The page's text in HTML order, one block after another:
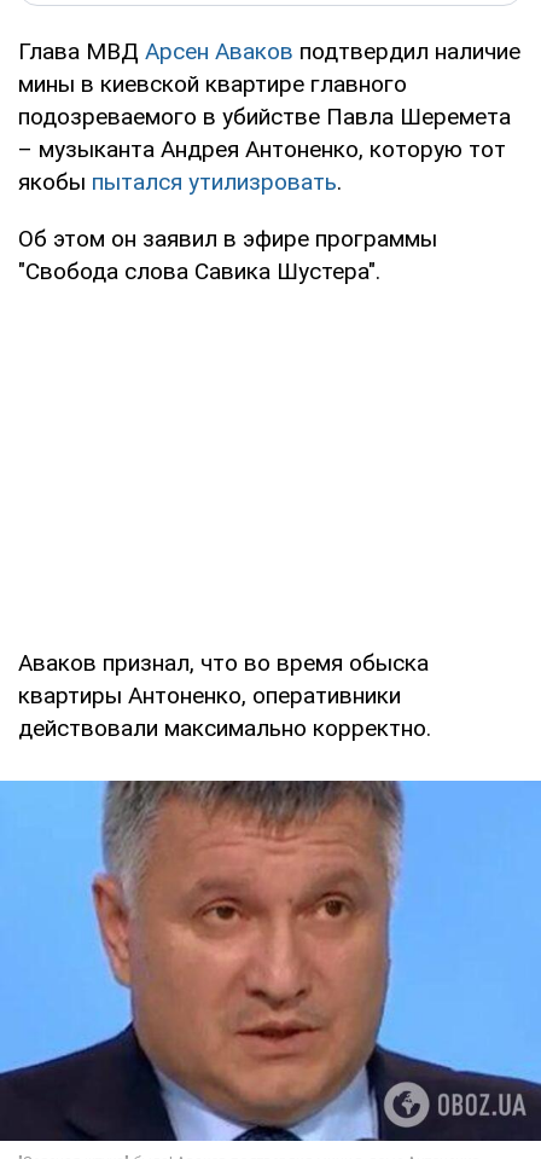
Глава МВД Арсен Аваков подтвердил наличие
мины в киевской квартире главного
подозреваемого в убийстве Павла Шеремета
– музыканта Андрея Антоненко, которую тот
якобы пытался утилизровать.
Об этом он заявил в эфире программы
"Свобода слова Савика Шустера".
Аваков признал, что во время обыска
квартиры Антоненко, оперативники
действовали максимально корректно.